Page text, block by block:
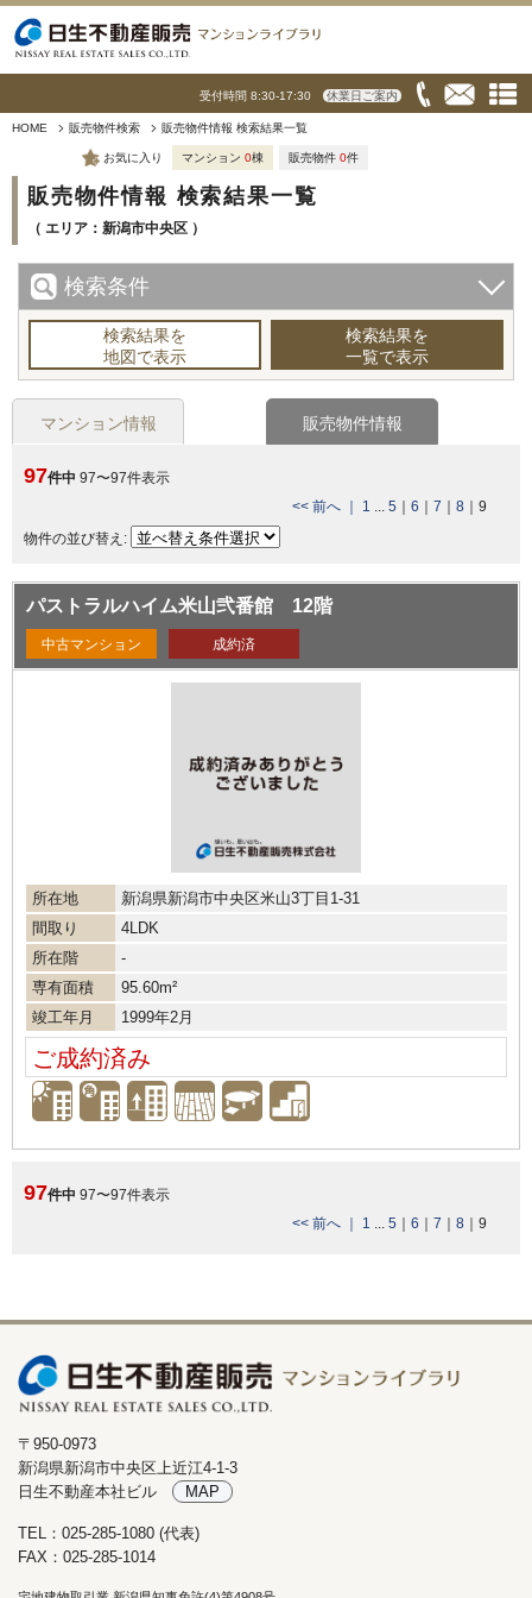
受付時間 8:30-17:30 休業日ご案内
HOME 販売物件検索 販売物件情報 検索結果一覧
お気に入り マンション 0棟 販売物件 0件
販売物件情報 検索結果一覧
（ エリア：新潟市中央区 ）
検索条件
検索結果を
地図で表示
検索結果を
一覧で表示
マンション情報 販売物件情報
97件中 97〜97件表示
<< 前へ ｜
1 ... 5 6 7 8
9
物件の並び替え:
パストラルハイム米山弐番館 12階
中古マンション 成約済
所在地
新潟県新潟市中央区米山3丁目1-31
間取り
4LDK
所在階
-
専有面積
95.60m²
竣工年月
1999年2月
ご成約済み
97件中 97〜97件表示
<< 前へ ｜
1 ... 5 6 7 8 9
〒950-0973
新潟県新潟市中央区上近江4-1-3
日生不動産本社ビル
MAP
TEL：025-285-1080 (代表)
FAX：025-285-1014